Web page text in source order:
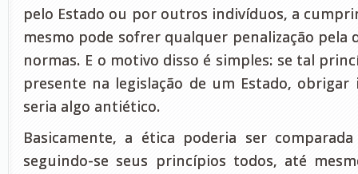
pelo Estado ou por outros indivíduos, a
mesmo pode sofrer qualquer penalização pela
normas. E o motivo disso é simples: se tal
presente na legislação de um Estado, obrigar
seria algo antiético.
Basicamente, a ética poderia ser
seguindo-se seus princípios todos, até